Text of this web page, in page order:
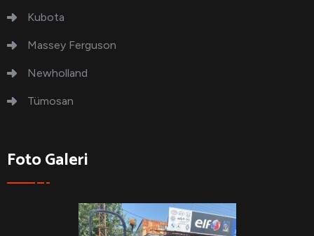
Kubota
Massey Ferguson
Newholland
Tümosan
Foto Galeri